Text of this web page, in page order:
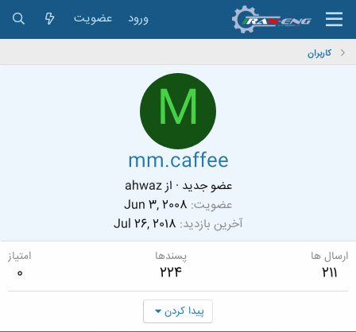
ورود عضویت
کاربران
M
mm.caffee
عضو جدید · ازahwaz
عضویت Jun 3, 2008
آخرین بازدید Jul 26, 2018
ارسال ها
211
پسندها
224
امتیاز
0
پیدا کردن